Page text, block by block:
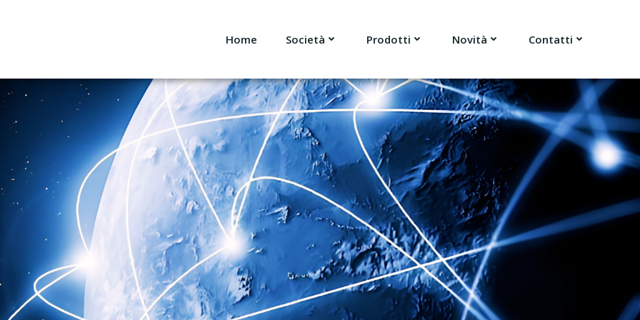
Home Società Prodotti Novità Contatti